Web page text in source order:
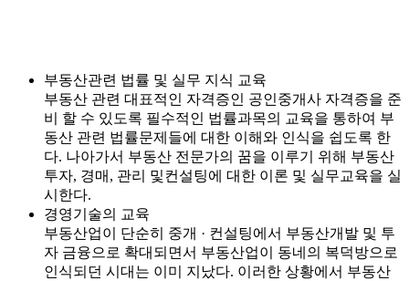
부동산관련 법률 및 실무 지식 교육
부동산 관련 대표적인 자격증인 공인중개사 자격증을 준
비 할 수 있도록 필수적인 법률과목의 교육을 통하여 부
동산 관련 법률문제들에 대한 이해와 인식을 쉽도록 한
다. 나아가서 부동산 전문가의 꿈을 이루기 위해 부동산
투자, 경매, 관리 및컨설팅에 대한 이론 및 실무교육을 실
시한다.
경영기술의 교육
부동산업이 단순히 중개 · 컨설팅에서 부동산개발 및 투
자 금융으로 확대되면서 부동산업이 동네의 복덕방으로
인식되던 시대는 이미 지났다. 이러한 상황에서 부동산